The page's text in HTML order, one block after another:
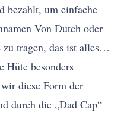
bezahlt, um einfache
Von Dutch oder
zu tragen, das ist alles…
Hüte besonders
diese Form der
durch die „Dad Cap“